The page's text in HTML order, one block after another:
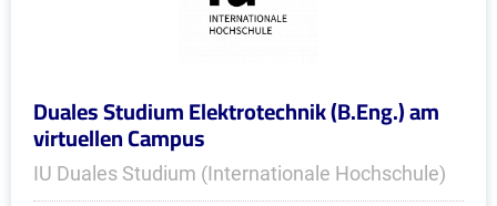
Duales Studium Elektrotechnik (B.Eng.) am
virtuellen Campus
IU Duales Studium (Internationale Hochschule)